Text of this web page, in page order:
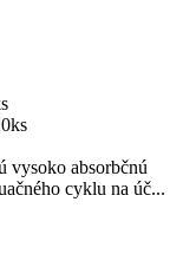
vysoko absorbčnú
cyklu na úč...